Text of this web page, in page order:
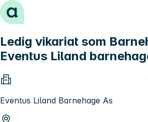
Hopp til innhold
Ledig vikariat som
Eventus Liland
Eventus Liland Barnehage As